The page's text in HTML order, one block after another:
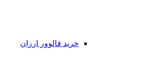
خرید فالوور ارزان